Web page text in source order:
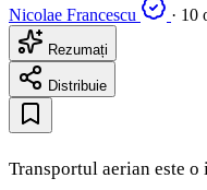
Nicolae Francescu
· 10
Rezumați
Distribuie
Transportul aerian este o